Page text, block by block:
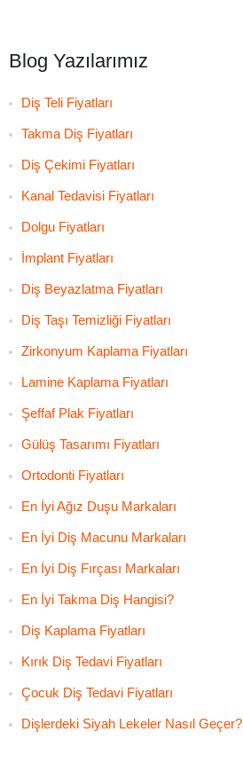
Blog Yazılarımız
Diş Teli Fiyatları
Takma Diş Fiyatları
Diş Çekimi Fiyatları
Kanal Tedavisi Fiyatları
Dolgu Fiyatları
İmplant Fiyatları
Diş Beyazlatma Fiyatları
Diş Taşı Temizliği Fiyatları
Zirkonyum Kaplama Fiyatları
Lamine Kaplama Fiyatları
Şeffaf Plak Fiyatları
Gülüş Tasarımı Fiyatları
Ortodonti Fiyatları
En İyi Ağız Duşu Markaları
En İyi Diş Macunu Markaları
En İyi Diş Fırçası Markaları
En İyi Takma Diş Hangisi?
Diş Kaplama Fiyatları
Kırık Diş Tedavi Fiyatları
Çocuk Diş Tedavi Fiyatları
Dişlerdeki Siyah Lekeler Nasıl Geçer?